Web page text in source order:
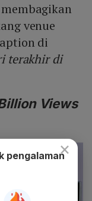
venue
di
terakhir di
Billion Views
×
pengalaman